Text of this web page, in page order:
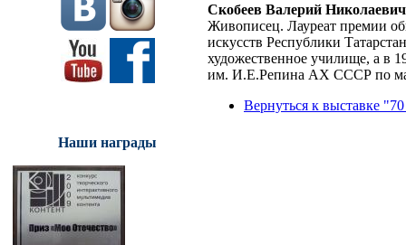
Наши награды
Скобеев Валерий Николаевич
Живописец. Лауреат премии
искусств Республики
художественное училище, а в
им. И.Е.Репина АХ СССР по
Вернуться к выставке